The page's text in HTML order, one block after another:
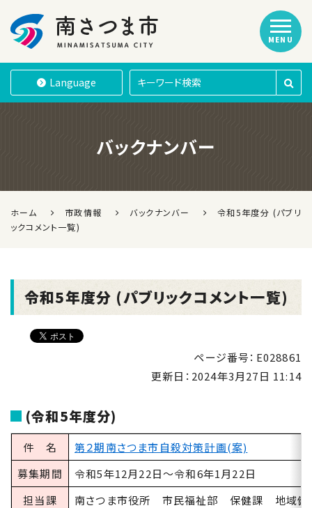
南さつま市
Language
MENU
バックナンバー
ホーム 市政情報 バックナンバー
令和5年度分 (パブリ
ックコメント一覧)
令和5年度分 (パブリックコメント一覧)
ページ番号：E028861
更新日： 2024年3月27日 11:14
(令和5年度分)
件 名
第２期南さつま市自殺対策計画(案)
募集期間
令和5年12月22日～令和6年1月22日
担当課
南さつま市役所 市民福祉部 保健課 地域健